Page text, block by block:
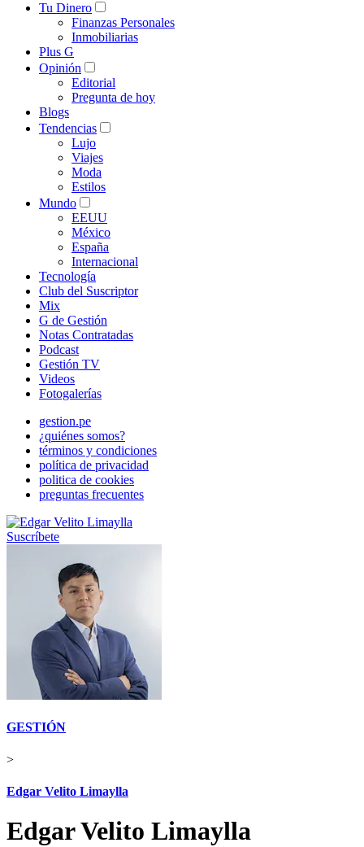
Tu Dinero
Finanzas Personales
Inmobiliarias
Plus G
Opinión
Editorial
Pregunta de hoy
Blogs
Tendencias
Lujo
Viajes
Moda
Estilos
Mundo
EEUU
México
España
Internacional
Tecnología
Club del Suscriptor
Mix
G de Gestión
Notas Contratadas
Podcast
Gestión TV
Videos
Fotogalerías
gestion.pe
¿quiénes somos?
términos y condiciones
política de privacidad
politica de cookies
preguntas frecuentes
Suscríbete
GESTIÓN
>
Edgar Velito Limaylla
Edgar Velito Limaylla